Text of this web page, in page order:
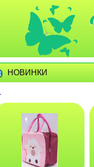
НОВИНКИ